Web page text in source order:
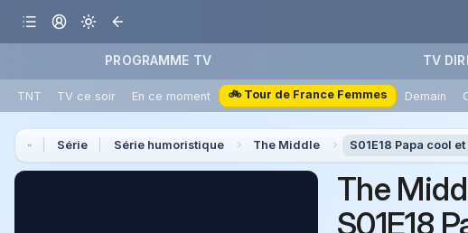
PROGRAMME TV TV
TNT TV ce soir En ce moment 🚲 Tour de France Femmes Demain
Série Série humoristique The Middle S01E18 Papa cool
The
S01E18